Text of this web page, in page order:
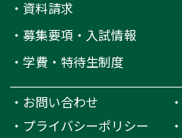
・ 資料請求
・募集要項・入試情報
・学費・特待生制度
・ お問い合わせ ・
・ プライバシーポリシー ・